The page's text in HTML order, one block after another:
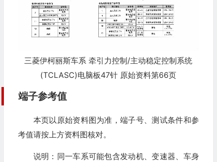
三菱伊柯丽斯车系 牵引力控制/主动稳定控制系统
(TCLASC)电脑板47针 原始资料第66页
端子参考值
本页以原始资料图为准，端子号、测试条件和参
考值请按上方资料图核对。
说明：同一车系可能包含发动机、变速器、车身